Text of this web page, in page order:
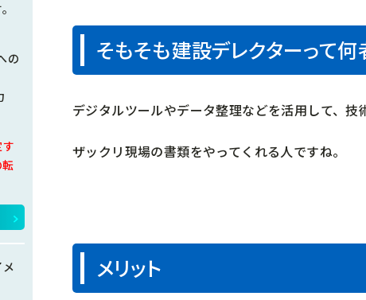
そもそも建設デレクターって何
デジタルツールやデータ整理などを活用して、技
ザックリ現場の書類をやってくれる人ですね。
メリット
の